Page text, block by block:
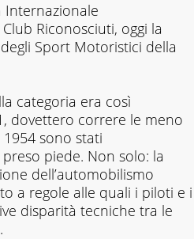
Internazionale
Riconosciuti, oggi la
Sport Motoristici della
categoria era così
dovettero correre le meno
sono stati
piede. Non solo: la
dell’automobilismo
a regole alle quali i piloti e i
disparità tecniche tra le